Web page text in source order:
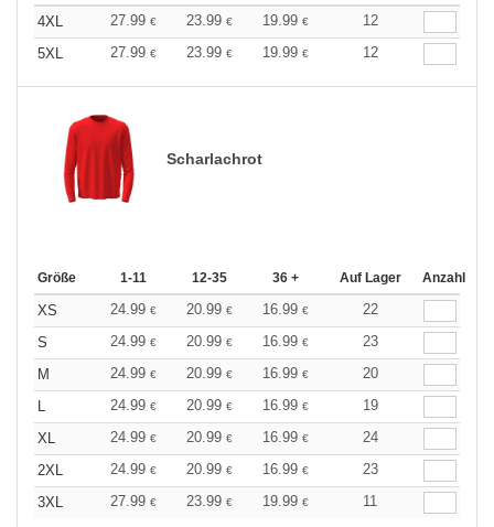
4XL 27.99 € 23.99 € 19.99 €
12
5XL
27.99 € 23.99 € 19.99 € 12
Scharlachrot
Größe 1-11 12-35 36 + Auf Lager Anzahl
XS 24.99 € 20.99 € 16.99 €
22
S
24.99 € 20.99 € 16.99 €
23
M
24.99 € 20.99 € 16.99 €
20
L
24.99 € 20.99 € 16.99 €
19
XL
24.99 € 20.99 € 16.99 €
24
2XL
24.99 € 20.99 € 16.99 €
23
3XL
27.99 € 23.99 € 19.99 € 11